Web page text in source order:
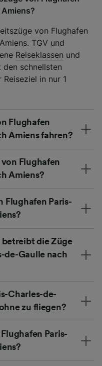
von Flughafen
TGV und
Reiseklassen und
den schnellsten
in nur 1
Flughafen
Amiens fahren?
Flughafen
Amiens?
Flughafen Paris-
die Züge
de-Gaulle nach
Charles-de-
zu fliegen?
Paris-